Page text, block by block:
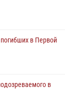
в Первой
в